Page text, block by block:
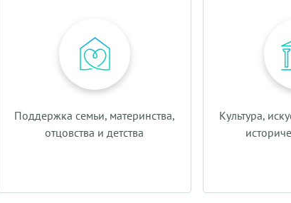
Поддержка семьи, материнства,
отцовства и детства
Культура,